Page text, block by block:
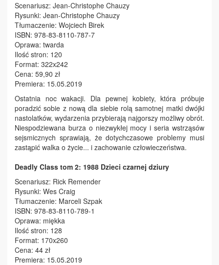
Scenariusz: Jean-Christophe Chauzy
Rysunki: Jean-Christophe Chauzy
Tłumaczenie: Wojciech Birek
ISBN: 978-83-8110-787-7
Oprawa: twarda
Ilość stron: 120
Format: 322x242
Cena: 59,90 zł
Premiera: 15.05.2019
Ostatnia noc wakacji. Dla pewnej kobiety, która próbuje
poradzić sobie z nową dla siebie rolą samotnej matki dwójki
nastolatków, wydarzenia przybierają najgorszy możliwy obrót.
Niespodziewana burza o niezwykłej mocy i seria wstrząsów
sejsmicznych sprawiają, że dotychczasowe problemy musi
zastąpić walka o życie... i zachowanie człowieczeństwa.
Deadly Class tom 2: 1988 Dzieci czarnej dziury
Scenariusz: Rick Remender
Rysunki: Wes Craig
Tłumaczenie: Marceli Szpak
ISBN: 978-83-8110-789-1
Oprawa: miękka
Ilość stron: 128
Format: 170x260
Cena: 44 zł
Premiera: 15.05.2019